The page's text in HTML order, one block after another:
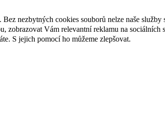
nezbytných cookies souborů nelze naše služby
zobrazovat Vám relevantní reklamu na sociálních
S jejich pomocí ho můžeme zlepšovat.